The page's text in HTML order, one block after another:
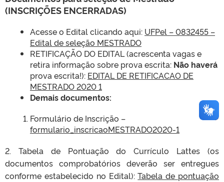
(INSCRIÇÕES ENCERRADAS)
Acesse o Edital clicando aqui: UFPel – 0832455 –
Edital de seleção MESTRADO
RETIFICAÇÃO DO EDITAL (acrescenta vagas e
retira informação sobre prova escrita: Não haverá
prova escrita!): EDITAL DE RETIFICACAO DE
MESTRADO 2020 1
Demais documentos:
Formulário de Inscrição –
formulario_inscricaoMESTRADO2020-1
2. Tabela de Pontuação do Currículo Lattes (os
documentos comprobatórios deverão ser entregues
conforme estabelecido no Edital):Tabela de pontuação